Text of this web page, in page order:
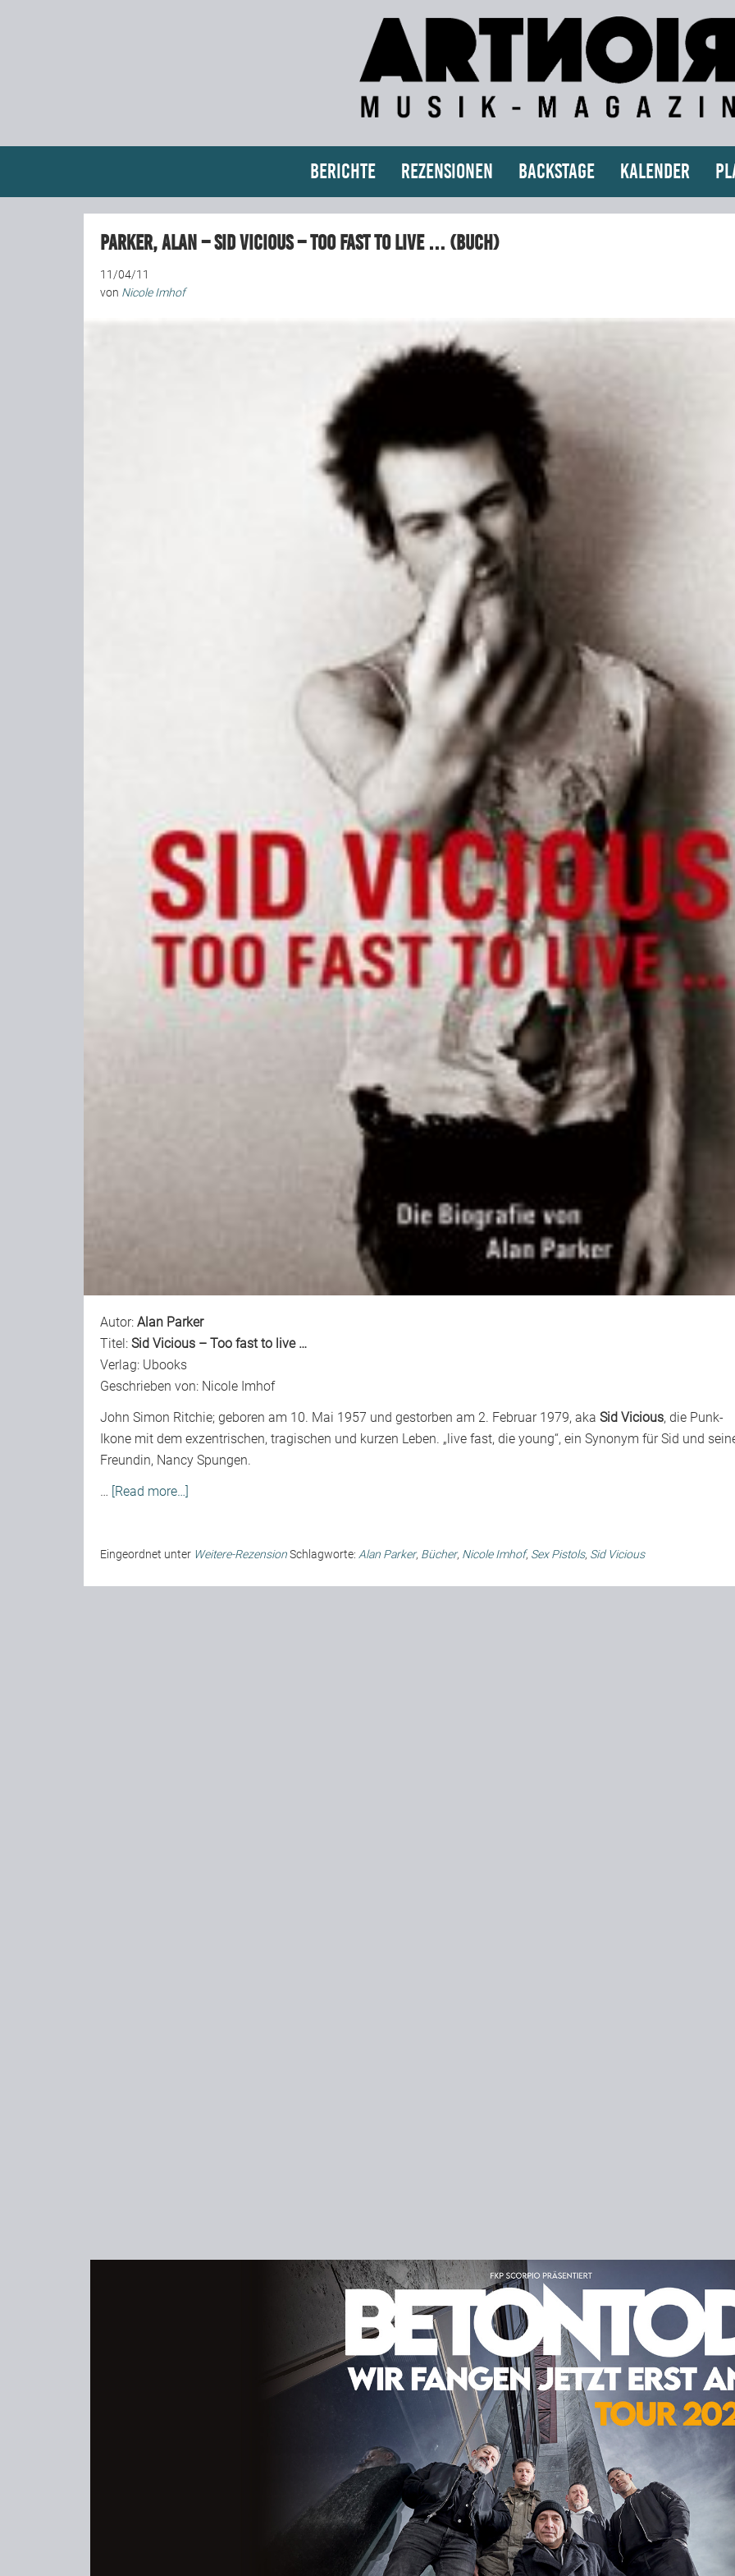
Berichte Rezensionen Backstage Kalender
Parker, Alan – Sid Vicious – Too fast to live … (Buch)
11/04/11
von Nicole Imhof
Autor: Alan Parker
Titel: Sid Vicious – Too fast to live …
Verlag: Ubooks
Geschrieben von: Nicole Imhof
John Simon Ritchie; geboren am 10. Mai 1957 und gestorben am 2. Februar 1979, aka Sid Vicious, die Punk-
Ikone mit dem exzentrischen, tragischen und kurzen Leben. „live fast, die young“, ein Synonym für Sid und
Freundin, Nancy Spungen.
… [Read more…]
Eingeordnet unter Weitere-RezensionSchlagworte: Alan Parker, Bücher, Nicole Imhof, Sex Pistols, Sid Vicious